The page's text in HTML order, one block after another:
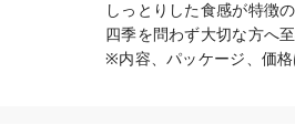
しっとりした食感が特徴
四季を問わず大切な方へ
※内容、パッケージ、価格